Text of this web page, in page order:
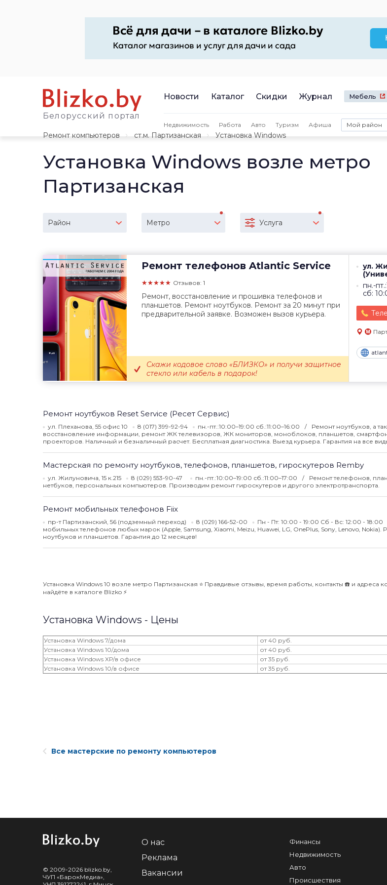
Белорусский портал
Новости Каталог Скидки Журнал Мебель
Недвижимость Работа Авто Туризм Афиша Мой район
Ремонт компьютеров
ст.м. Партизанская Установка Windows
Установка Windows возле метро
Партизанская
Район Метро Услуга
Ремонт телефонов Atlantic Service
★★★★★ Отзывов: 1
ул.
пн.-
сб:
Ремонт, восстановление и прошивка телефонов и
планшетов. Ремонт ноутбуков. Ремонт за 20 минут при
предварительной заявке. Возможен вызов курьера.
Скажи кодовое слово «БЛИЗКО» и получи защитное
стекло или кабель в подарок!
Ремонт ноутбуков Reset Service (Ресет Сервис)
ул. Плеханова, 55 офис 10 8 (017) 399-92-94 пн.-пт.:10:00–19:00 сб.:11:00–16:00
Ремонт ноутбуков, а
восстановление информации, ремонт ЖК телевизоров, ЖК мониторов, моноблоков, планшетов,
проекторов. Наличный и безналичный расчет. Бесплатная диагностика. Выезд курьера. Гарантия на все
Мастерская по ремонту ноутбуков, телефонов, планшетов, гироскутеров Remby
ул. Жилуновича, 15 к.215 8 (029) 553-90-47 пн.-пт.:10:00–19:00 сб.:11:00–17:00
Ремонт телефонов,
нетбуков, персональных компьютеров. Производим ремонт гироскутеров и другого электротранспорта.
Ремонт мобильных телефонов Fiix
пр-т Партизанский, 56 (подземный переход) 8 (029) 166-52-00 Пн - Пт: 10:00 - 19:00 Сб - Вс: 12:00 - 18:00
мобильных телефонов любых марок (Apple, Samsung, Xiaomi, Meizu, Huawei, LG, OnePlus, Sony, Lenovo, Nokia).
ноутбуков и планшетов. Гарантия до 12 месяцев!
Установка Windows 10 возле метро Партизанская ⭐️ Правдивые отзывы, время работы, контакты ☎️ и адреса
найдёте в каталоге Blizko ⚡️
Установка Windows - Цены
Установка Windows 7/дома
от 40 руб.
Установка Windows 10/дома
от 40 руб.
Установка Windows XP/в офисе
от 35 руб.
Установка Windows 10/в офисе
от 35 руб.
Все мастерские по ремонту компьютеров
© 2009-2026 blizko.by,
ЧУП «БарокМедиа»,
О нас
Реклама
Вакансии
Финансы
Недвижимость
Авто
Происшествия